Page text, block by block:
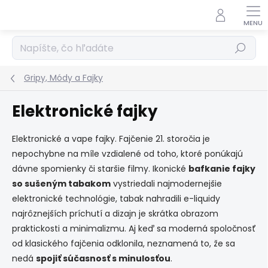
Hľadať
Gripy, Módy a Fajky
Elektronické fajky
Elektronické a vape fajky. Fajčenie 21. storočia je
nepochybne na míle vzdialené od toho, ktoré ponúkajú
dávne spomienky či staršie filmy. Ikonické bafkanie fajky
so sušeným tabakom vystriedali najmodernejšie
elektronické technológie, tabak nahradili e-liquidy
najrôznejších príchutí a dizajn je skrátka obrazom
praktickosti a minimalizmu. Aj keď sa moderná spoločnosť
od klasického fajčenia odklonila, neznamená to, že sa
nedá spojiť súčasnosť s minulosťou.